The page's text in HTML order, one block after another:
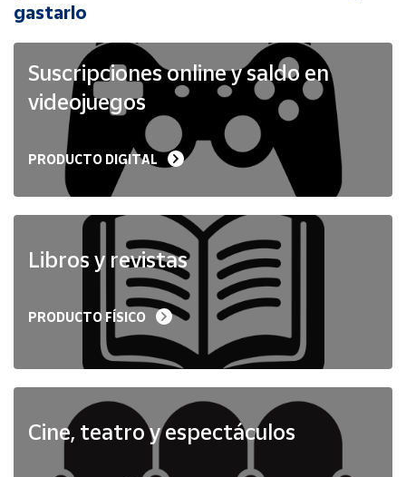
Ubicación
Península
Baleares
Melilla
gastarlo
Suscripciones online y saldo en
videojuegos
PRODUCTO DIGITAL
Libros y revistas
PRODUCTO FÍSICO
Cine, teatro y espectáculos